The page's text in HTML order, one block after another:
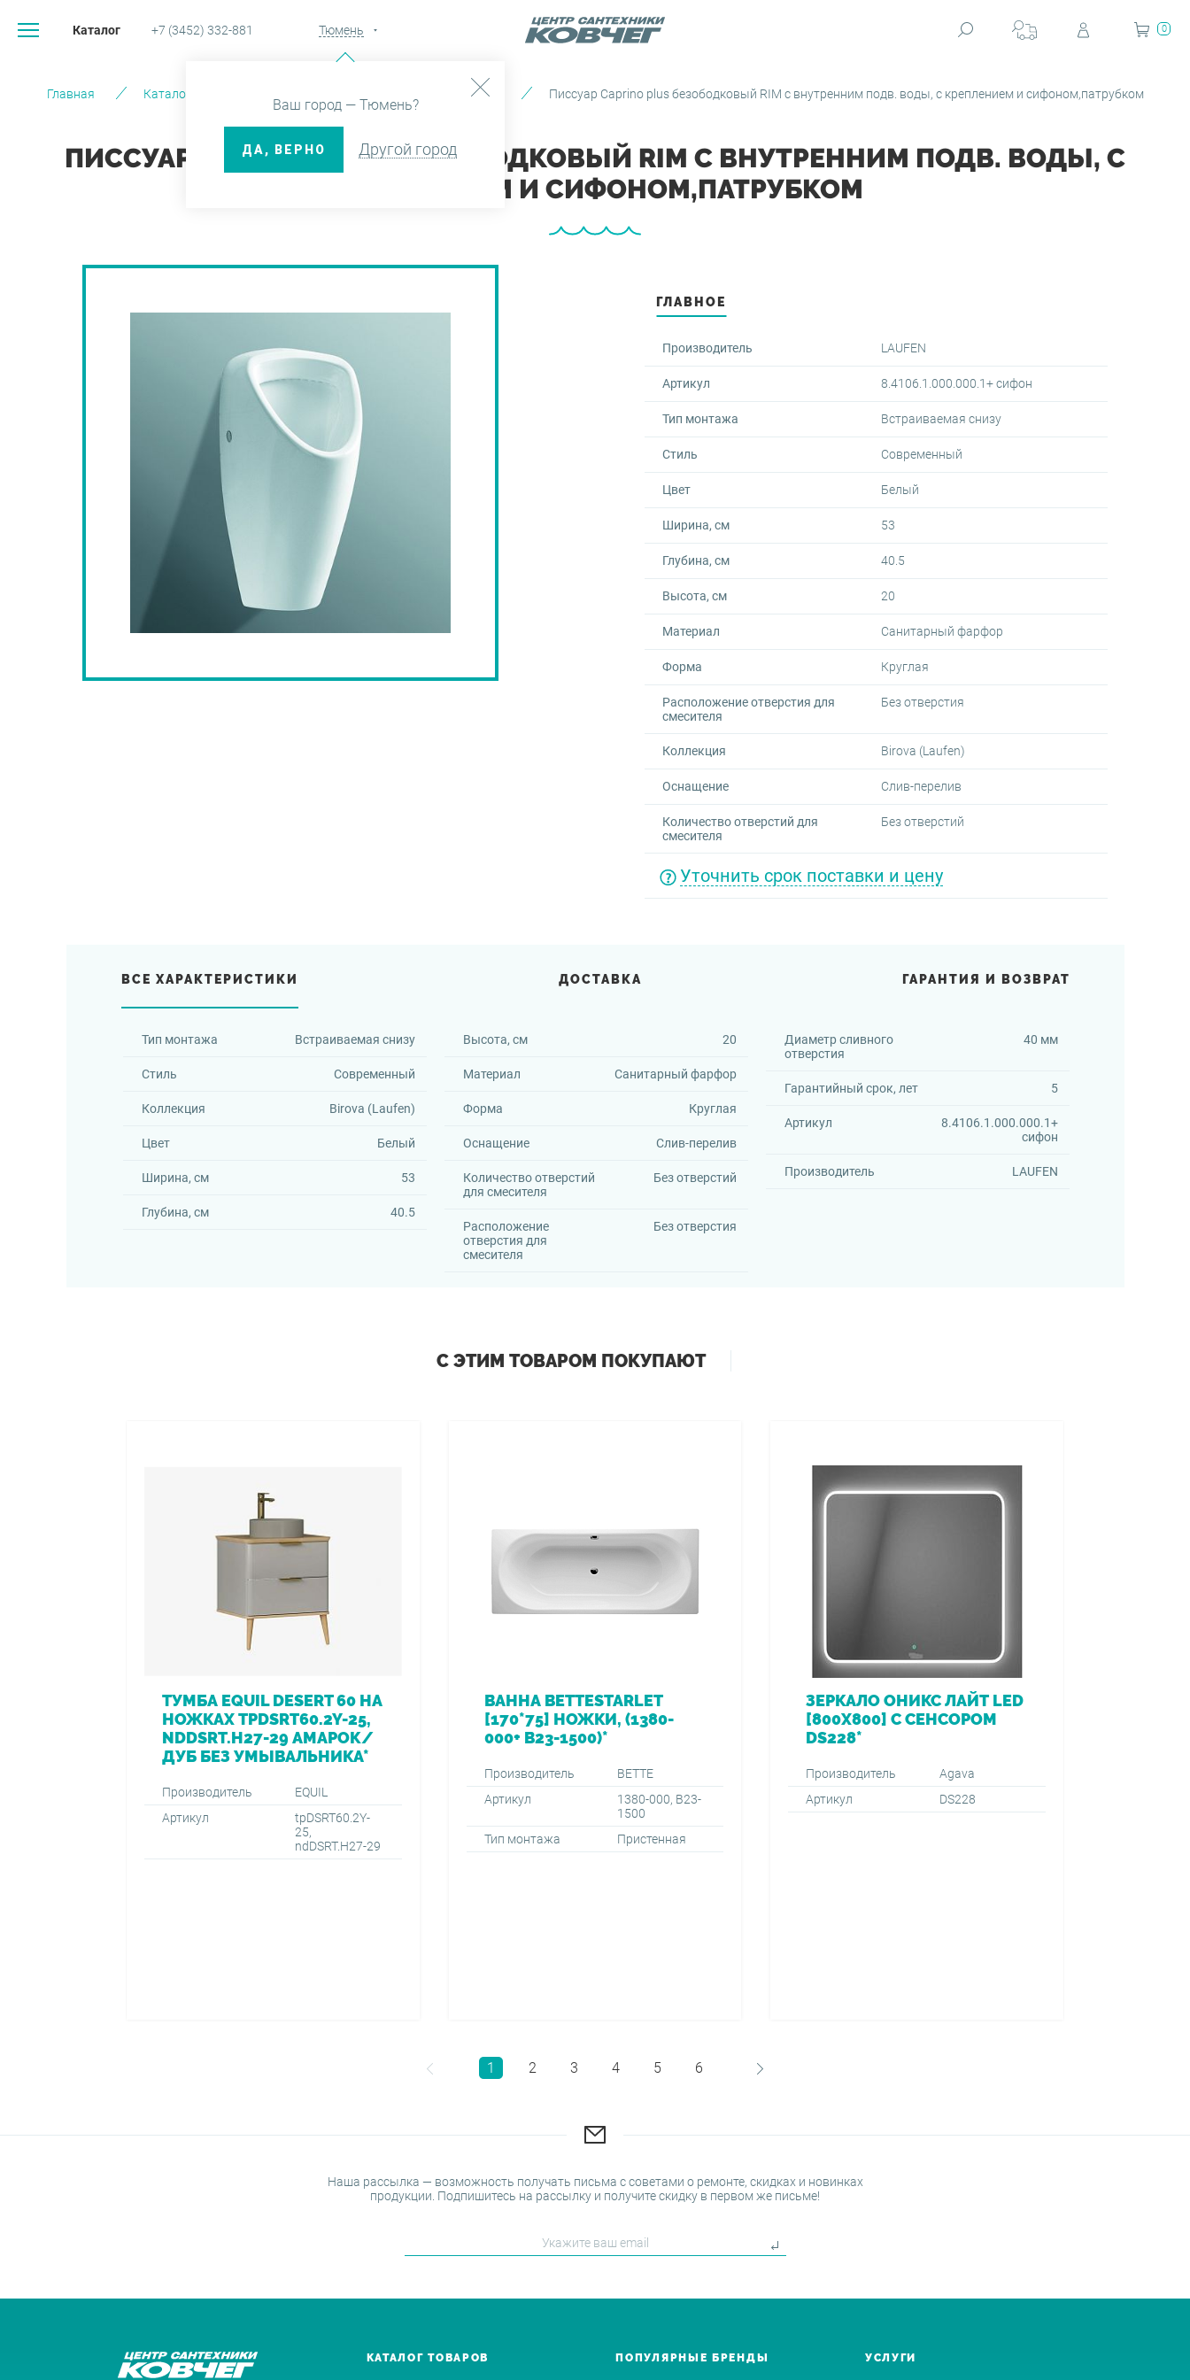
Каталог +7 (3452) 332-881 Тюмень
Ваш город — Тюмень?
ДА, ВЕРНО Другой город
0
Главная Каталог Раковины и Умывальники Писсуар Caprino plus безободковый RIM с внутренним подв. воды, с креплением и сифоном,патрубком
ПИССУАР CAPRINO PLUS БЕЗОБОДКОВЫЙ RIM С ВНУТРЕННИМ ПОДВ. ВОДЫ, С
КРЕПЛЕНИЕМ И СИФОНОМ,ПАТРУБКОМ
ГЛАВНОЕ
Производитель LAUFEN
Артикул 8.4106.1.000.000.1+ сифон
Тип монтажа Встраиваемая снизу
Стиль Современный
Цвет Белый
Ширина, см 53
Глубина, см 40.5
Высота, см 20
Материал Санитарный фарфор
Форма Круглая
Расположение отверстия для
смесителя
Без отверстия
Коллекция Birova (Laufen)
Оснащение Слив-перелив
Количество отверстий для
смесителя
Без отверстий
Уточнить срок поставки и цену
ВСЕ ХАРАКТЕРИСТИКИ ДОСТАВКА ГАРАНТИЯ И ВОЗВРАТ
Тип монтажа Встраиваемая снизу
Стиль Современный
Коллекция Birova (Laufen)
Цвет Белый
Ширина, см 53
Глубина, см 40.5
Высота, см 20
Материал Санитарный фарфор
Форма Круглая
Оснащение Слив-перелив
Количество отверстий
для смесителя
Без отверстий
Расположение
отверстия для
смесителя
Без отверстия
Диаметр сливного
отверстия
40 мм
Гарантийный срок, лет 5
Артикул
8.4106.1.000.000.1+
сифон
Производитель LAUFEN
С ЭТИМ ТОВАРОМ ПОКУПАЮТ
ТУМБА EQUIL DESERT 60 НА
НОЖКАХ TPDSRT60.2Y-25,
NDDSRT.H27-29 АМАРОК/
ДУБ БЕЗ УМЫВАЛЬНИКА*
Производитель
EQUIL
Артикул
tpDSRT60.2Y-
25,
ndDSRT.H27-29
ВАННА BETTESTARLET
[170*75] НОЖКИ, (1380-
000+ B23-1500)*
Производитель
BETTE
Артикул
1380-000, B23-
1500
Тип монтажа
Пристенная
ЗЕРКАЛО ОНИКС ЛАЙТ LED
[800Х800] С СЕНСОРОМ
DS228*
Производитель
Agava
Артикул
DS228
1 2 3 4 5 6
Наша рассылка — возможность получать письма с советами о ремонте, скидках и новинках
продукции. Подпишитесь на рассылку и получите скидку в первом же письме!
КАТАЛОГ ТОВАРОВ ПОПУЛЯРНЫЕ БРЕНДЫ УСЛУГИ